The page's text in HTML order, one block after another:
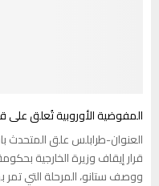
المفوضية الأوروبية تُعلق على
العنوان-طرابلس علق المتحدث
قرار إيقاف وزيرة الخارجية
ووصف ستانو، المرحلة التي تمر